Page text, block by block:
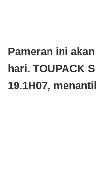
Pameran ini
hari. TOUPACK
19.1H07,